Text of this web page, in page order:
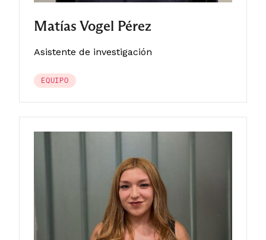
Matías Vogel Pérez
Asistente de investigación
EQUIPO